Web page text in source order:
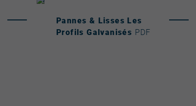
Pannes & Lisses Les
Profils Galvanisés PDF